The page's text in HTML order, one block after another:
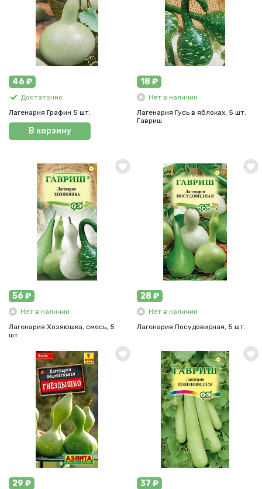
46 ₽
Достаточно
Лагенария Графин 5 шт.
В корзину
18 ₽
Нет в наличии
Лагенария Гусь в яблоках, 5 шт.
Гавриш
56 ₽
Нет в наличии
Лагенария Хозяюшка, смесь, 5
шт.
28 ₽
Нет в наличии
Лагенария Посудовидная, 5 шт.
29 ₽ 37 ₽